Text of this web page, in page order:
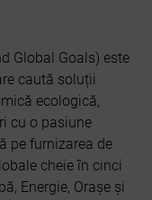
Global Goals) este
caută soluții
ecologică,
cu o pasiune
pe furnizarea de
cheie în cinci
Energie, Orașe și